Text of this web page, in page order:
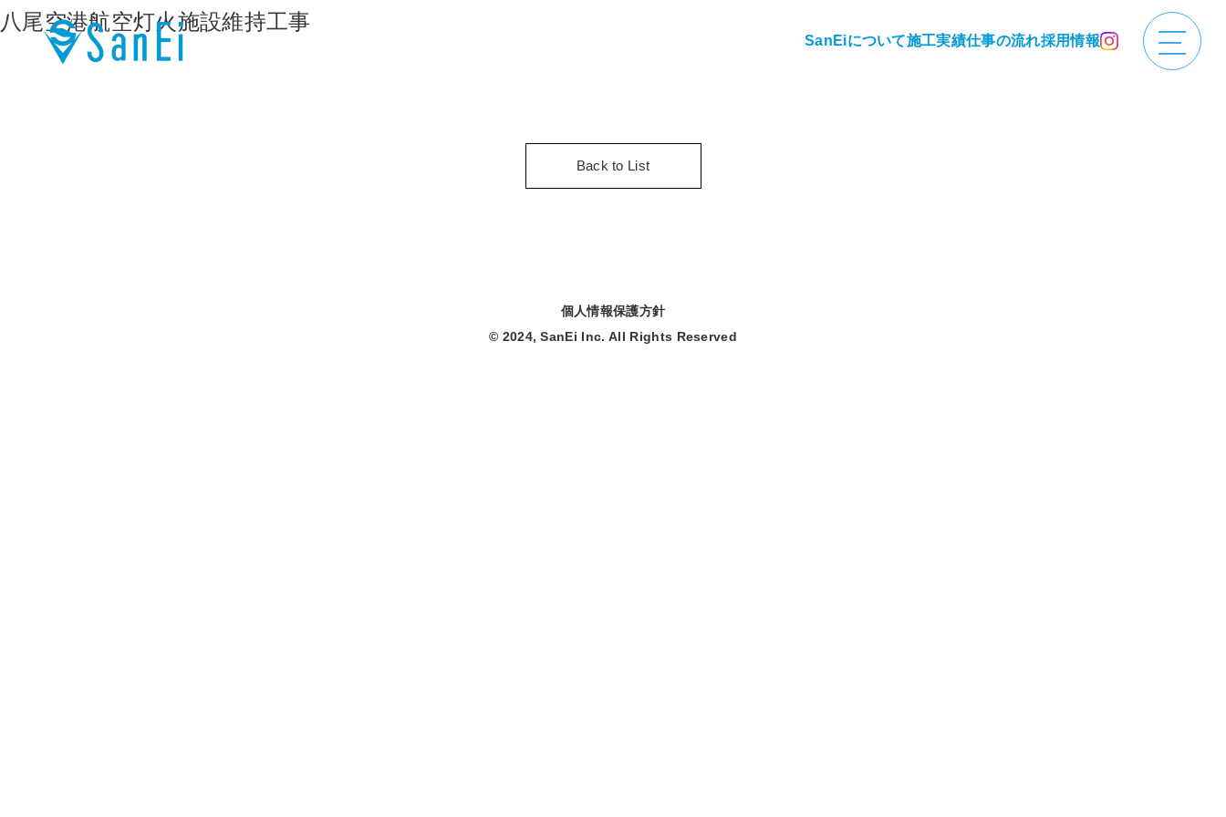
SanEiについて施工実績仕事の流れ採用情報
八尾空港航空灯火施設維持工事
Back to List
個人情報保護方針
© 2024, SanEi Inc. All Rights Reserved